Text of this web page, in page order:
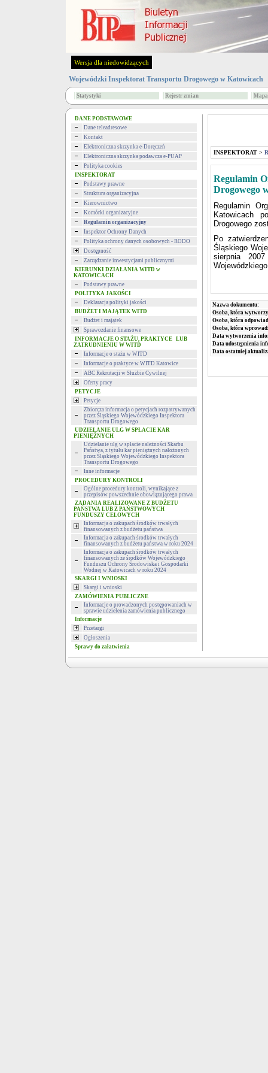
Wersja dla niedowidzących
Wojewódzki Inspektorat Transportu Drogowego w Katowicach
Statystyki Rejestr zmian
DANE PODSTAWOWE
Dane teleadresowe
Kontakt
Elektroniczna skrzynka e-Doręczeń
Elektroniczna skrzynka podawcza e-PUAP
Polityka cookies
INSPEKTORAT
Podstawy prawne
Struktura organizacyjna
Kierownictwo
Komórki organizacyjne
Regulamin organizacyjny
Inspektor Ochrony Danych
Polityka ochrony danych osobowych - RODO
Dostępność
Zarządzanie inwestycjami publicznymi
KIERUNKI DZIAŁANIA WITD w
KATOWICACH
Podstawy prawne
POLITYKA JAKOŚCI
Deklaracja polityki jakości
BUDŻET I MAJĄTEK WITD
Budżet i majątek
Sprawozdanie finansowe
INFORMACJE O STAŻU, PRAKTYCE LUB
ZATRUDNIENIU W WITD
Informacje o stażu w WITD
Informacje o praktyce w WITD Katowice
ABC Rekrutacji w Służbie Cywilnej
Oferty pracy
PETYCJE
Petycje
Zbiorcza informacja o petycjach rozpatrywanych
przez Śląskiego Wojewódzkiego Inspektora
Transportu Drogowego
UDZIELANIE ULG W SPŁACIE KAR
PIENIĘŻNYCH
Udzielanie ulg w spłacie należności Skarbu
Państwa, z tytułu kar pieniężnych nałożonych
przez Śląskiego Wojewódzkiego Inspektora
Transportu Drogowego
Inne informacje
PROCEDURY KONTROLI
Ogólne procedury kontroli, wynikające z
przepisów powszechnie obowiązującego prawa
ZADANIA REALIZOWANE Z BUDŻETU
PAŃSTWA LUB Z PAŃSTWOWYCH
FUNDUSZY CELOWYCH
Informacja o zakupach środków trwałych
finansowanych z budżetu państwa
Informacja o zakupach środków trwałych
finansowanych z budżetu państwa w roku 2024
Informacja o zakupach środków trwałych
finansowanych ze środków Wojewódzkiego
Funduszu Ochrony Środowiska i Gospodarki
Wodnej w Katowicach w roku 2024
SKARGI I WNIOSKI
Skargi i wnioski
ZAMÓWIENIA PUBLICZNE
Informacje o prowadzonych postępowaniach w
sprawie udzielenia zamówienia publicznego
Informacje
Przetargi
Ogłoszenia
Sprawy do załatwienia
INSPEKTORAT >
Regulamin
Drogowego
Regulamin
Katowicach
Drogowego
Po
Śląskiego
sierpnia
Nazwa dokumentu:
Osoba, która
Osoba, która
Osoba, która
Data wytworzenia
Data udostępnienia
Data ostatniej